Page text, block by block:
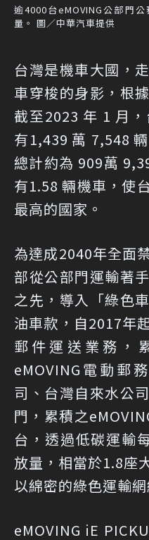
逾4000台eMOVING公部門
量。 圖／中華汽車提供
台灣是機車大國，
車穿梭的身影，根
截至2023 年 1 月
有1,439 萬 7,548
總計約為 909萬
有1.58 輛機車，使
最高的國家。
為達成2040年全面
部從公部門運輸著
之先，導入「綠色
油車款，自2017年
郵件運送業務，
eMOVING電動郵
司、台灣自來水公
門，累積之
台，透過低碳運輸
放量，相當於1.8座
以綿密的綠色運輸
eMOVING iE